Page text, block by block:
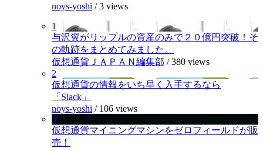
noys-yoshi /3 views
1
与沢翼がリップルの資産のみで２０億円突破！そ
の軌跡をまとめてみました。
仮想通貨ＪＡＰＡＮ編集部 /380 views
2
仮想通貨の情報をいち早く入手するなら
「Slack」
noys-yoshi / 106 views
3
仮想通貨マイニングマシンをゼロフィールドが販
売！